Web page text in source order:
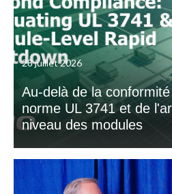
28 juillet 2026
Au-delà de la
norme UL 3741 et de
niveau des modules